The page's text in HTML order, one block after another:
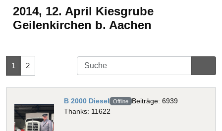
2014, 12. April Kiesgrube
Geilenkirchen b. Aachen
1 2
B 2000 Diesel Offline Beiträge: 6939
Thanks: 11622